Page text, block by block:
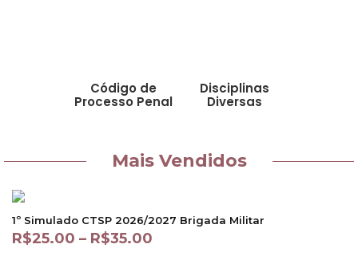
Código de
Processo Penal
Disciplinas
Diversas
Mais Vendidos
1º Simulado CTSP 2026/2027 Brigada Militar
R$25.00 – R$35.00